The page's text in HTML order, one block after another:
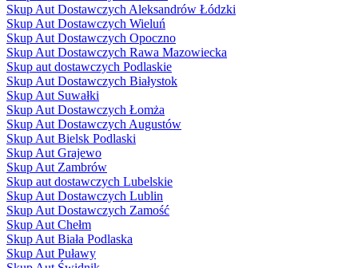
Skup Aut Dostawczych Aleksandrów Łódzki
Skup Aut Dostawczych Wieluń
Skup Aut Dostawczych Opoczno
Skup Aut Dostawczych Rawa Mazowiecka
Skup aut dostawczych Podlaskie
Skup Aut Dostawczych Białystok
Skup Aut Suwałki
Skup Aut Dostawczych Łomża
Skup Aut Dostawczych Augustów
Skup Aut Bielsk Podlaski
Skup Aut Grajewo
Skup Aut Zambrów
Skup aut dostawczych Lubelskie
Skup Aut Dostawczych Lublin
Skup Aut Dostawczych Zamość
Skup Aut Chełm
Skup Aut Biała Podlaska
Skup Aut Puławy